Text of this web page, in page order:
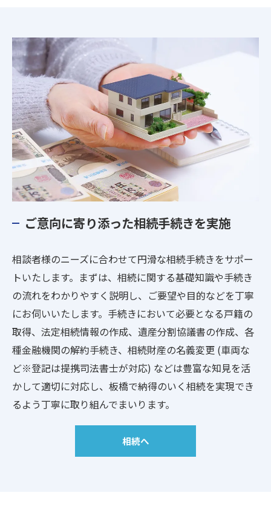
ご意向に寄り添った相続手続きを実施
相談者様のニーズに合わせて円滑な相続手続きをサポー
トいたします。まずは、相続に関する基礎知識や手続き
の流れをわかりやすく説明し、ご要望や目的などを丁寧
にお伺いいたします。手続きにおいて必要となる戸籍の
取得、法定相続情報の作成、遺産分割協議書の作成、各
種金融機関の解約手続き、相続財産の名義変更 (車両な
ど※登記は提携司法書士が対応) などは豊富な知見を活
かして適切に対応し、板橋で納得のいく相続を実現でき
るよう丁寧に取り組んでまいります。
相続へ